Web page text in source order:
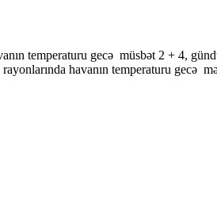
temperaturu gecə müsbət 2 + 4,
havanın temperaturu gecə